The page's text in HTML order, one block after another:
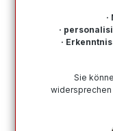
Ganzjahresreifen
für Sparfüchse,
Zuverlässigkeit
des
mit Fokus auf den
Straßen und
Außerdem durfte
·
·
Sie
widersprechen